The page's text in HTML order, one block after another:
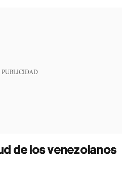
PUBLICIDAD
de los venezolanos